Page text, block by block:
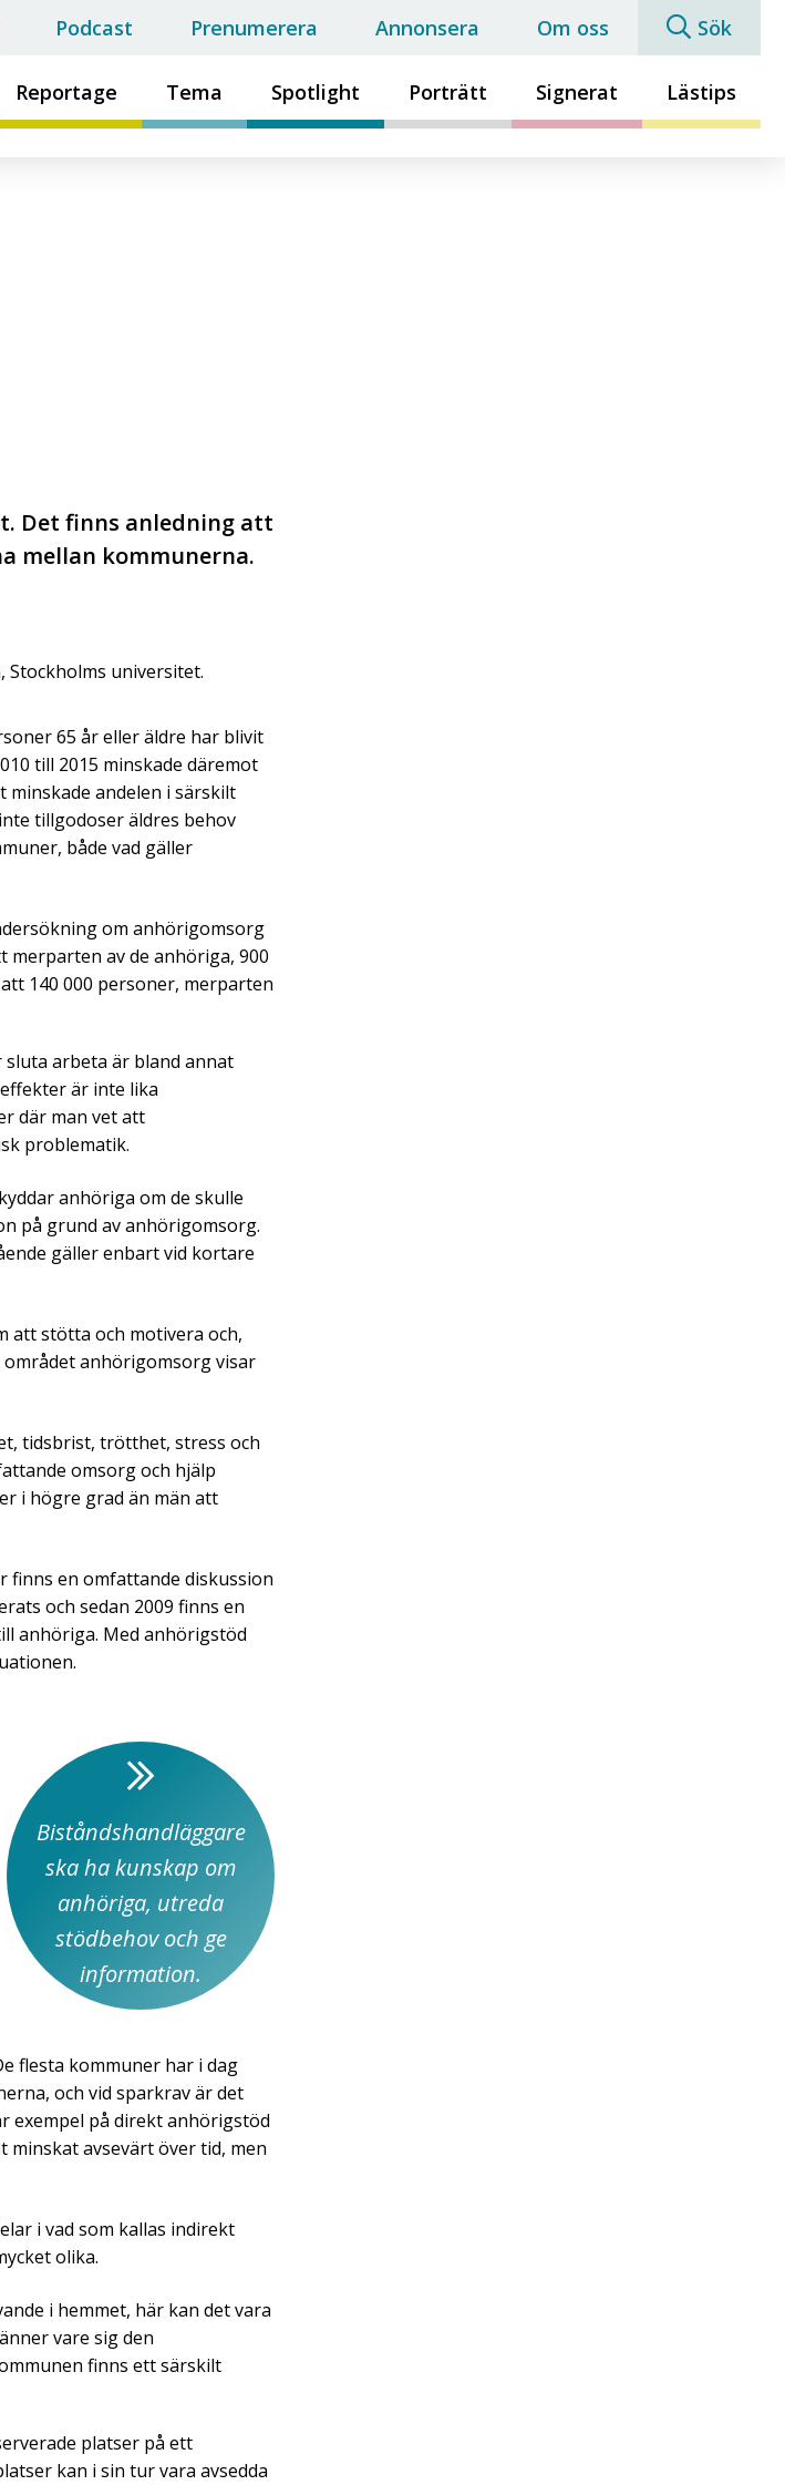
Reportage Tema Spotlight Porträtt Signerat Lästips
Podcast Prenumerera Annonsera Om oss Sök
Det finns anledning att
mellan kommunerna.
universitet.
65 år eller äldre har blivit
till 2015 minskade däremot
andelen i särskilt
tillgodoser äldres behov
både vad gäller
om anhörigomsorg
merparten av de anhöriga, 900
140 000 personer, merparten
arbeta är bland annat
är inte lika
där man vet att
problematik.
anhöriga om de skulle
på grund av anhörigomsorg.
gäller enbart vid kortare
att stötta och motivera och,
anhörigomsorg visar
tidsbrist, trötthet, stress och
omsorg och hjälp
i högre grad än män att
finns en omfattande diskussion
och sedan 2009 finns en
anhöriga. Med anhörigstöd
Biståndshandläggare
ska ha kunskap om
anhöriga, utreda
stödbehov och ge
information.
flesta kommuner har i dag
och vid sparkrav är det
exempel på direkt anhörigstöd
avsevärt över tid, men
i vad som kallas indirekt
olika.
i hemmet, här kan det vara
vare sig den
finns ett särskilt
platser på ett
kan i sin tur vara avsedda